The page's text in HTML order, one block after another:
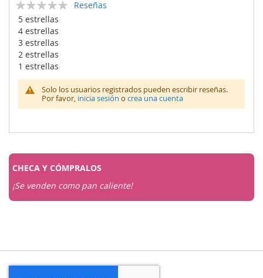
% of100
Reseñas
5 estrellas
4 estrellas
3 estrellas
2 estrellas
1 estrellas
Solo los usuarios registrados pueden escribir reseñas.
Por favor, inicia sesión o crea una cuenta
CHECA Y CÓMPRALOS
¡Se venden como pan caliente!